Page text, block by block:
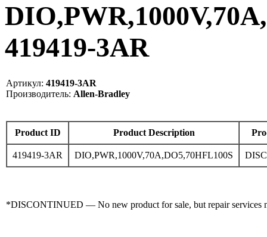
419419-3AR
Артикул: 419419-3AR
Производитель: Allen-Bradley
Product ID Product Description
419419-3AR DIO,PWR,1000V,70A,DO5,70HFL100S
*DISCONTINUED — No new product for sale, but repair services